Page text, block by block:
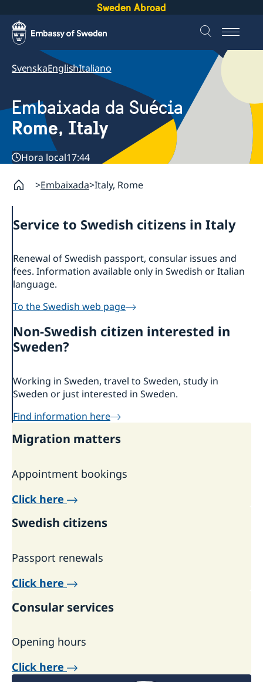
Sweden Abroad
SvenskaEnglishItaliano
Embaixada da Suécia
Rome, Italy
Hora local17:44
Embaixada Italy, Rome
Service to Swedish citizens in Italy
Renewal of Swedish passport, consular issues and
fees. Information available only in Swedish or Italian
language.
To the Swedish web page
Non-Swedish citizen interested in
Sweden?
Working in Sweden, travel to Sweden, study in
Sweden or just interested in Sweden.
Find information here
Migration matters
Appointment bookings
Click here
Swedish citizens
Passport renewals
Click here
Consular services
Opening hours
Click here